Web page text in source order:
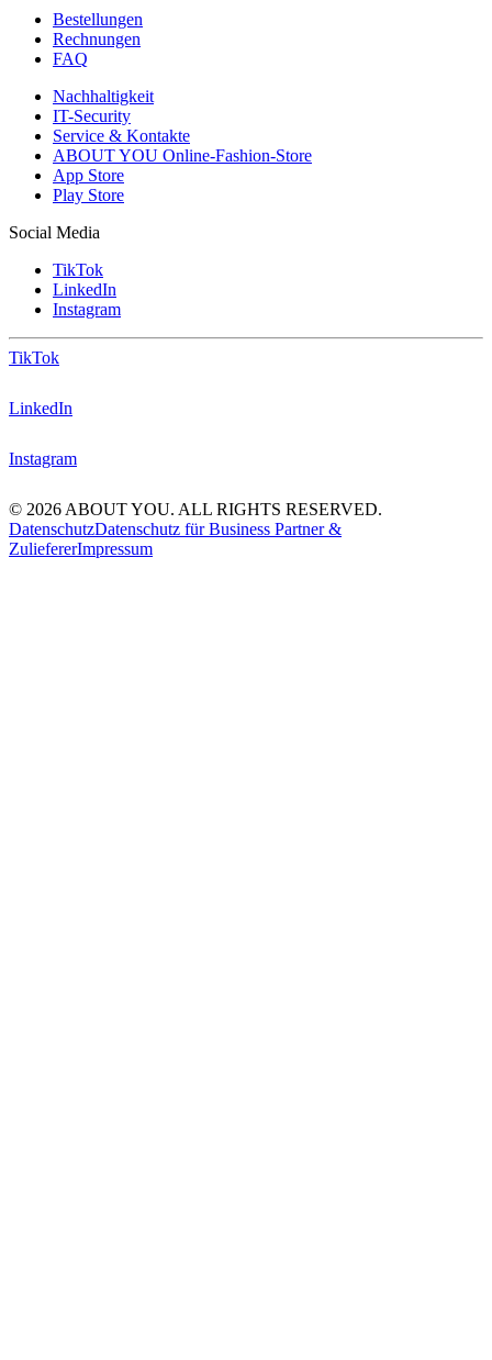
Bestellungen
Rechnungen
FAQ
Nachhaltigkeit
IT-Security
Service & Kontakte
ABOUT YOU Online-Fashion-Store
App Store
Play Store
Social Media
TikTok
LinkedIn
Instagram
TikTok
LinkedIn
Instagram
© 2026 ABOUT YOU. ALL RIGHTS RESERVED.
DatenschutzDatenschutz für Business Partner &
ZuliefererImpressum